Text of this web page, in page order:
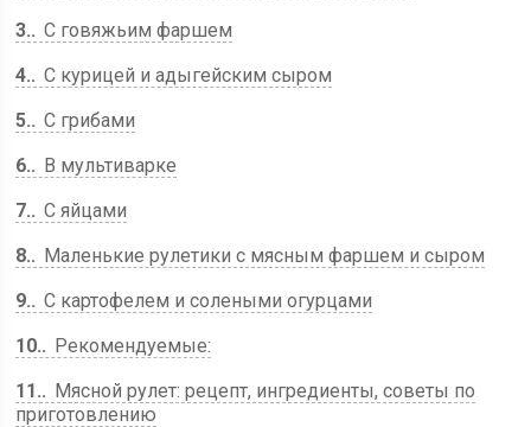
3.
С говяжьим фаршем
4.
С курицей и адыгейским сыром
5.
С грибами
6.
В мультиварке
7.
С яйцами
8.
Маленькие рулетики с мясным фаршем и сыром
9.
С картофелем и солеными огурцами
10.
Рекомендуемые:
11.
Мясной рулет: рецепт, ингредиенты, советы по
приготовлению